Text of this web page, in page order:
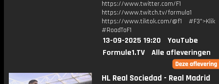
https://www.twitter.com/F1
https://www.twitch.tv/formula1
https://www.tiktok.com/@f1
#RoadToF1
13-09-2025 19:20
YouTube
Formule1.TV
Alle afleveringen
HL Real Sociedad - Real Madrid